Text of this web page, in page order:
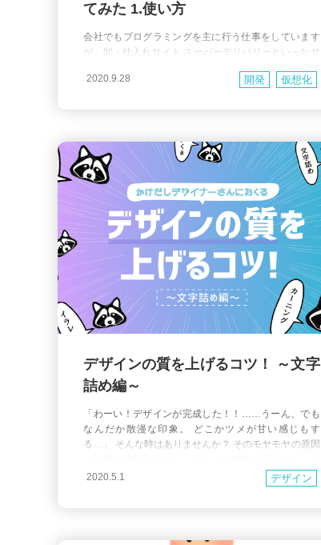
てみた 1.使い方
会社でもプログラミングを主に行う仕事をしています
が、卸・仕入れサイト スーパーデリバリーといったサ
しながらも楽しんでいます。 会社でソフトウェア開発
が、機能が物足りない場合が多く、各自で用意するこ
とが多いので
2020.9.28 開発 仮想化
デザインの質を上げるコツ！ ～文字
詰め編～
「わーい！デザインが完成した！！……うーん、でも
なんだか散漫な印象。 どこかツメが甘い感じもす
る…」 そんな時はありませんか？ そのモヤモヤの原因
ょっとした調整でデザインの質がぐんと上がるかもし
れません。 デザインの基本！ 文字詰めをチェック ま
2020.5.1 デザイン